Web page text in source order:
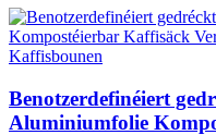
Benotzerdefinéiert
Aluminiumfolie